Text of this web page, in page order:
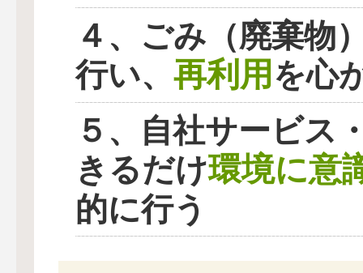
４、ごみ（廃棄物
行い、 再利用を心
５、自社サービス
きるだけ環境に意
的に行う